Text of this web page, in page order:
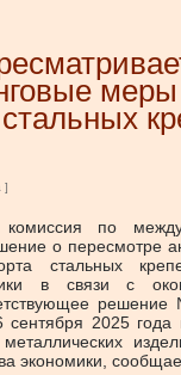
]
комиссия по
о пересмотре
стальных
в связи с
сентября 2025
металлических
экономики,